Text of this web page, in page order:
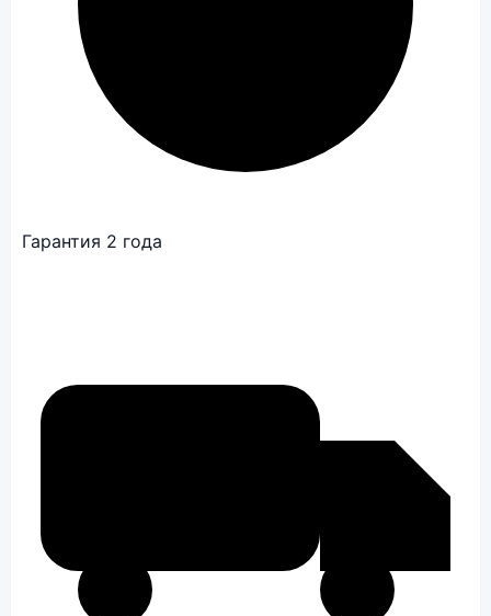
Гарантия 2 года